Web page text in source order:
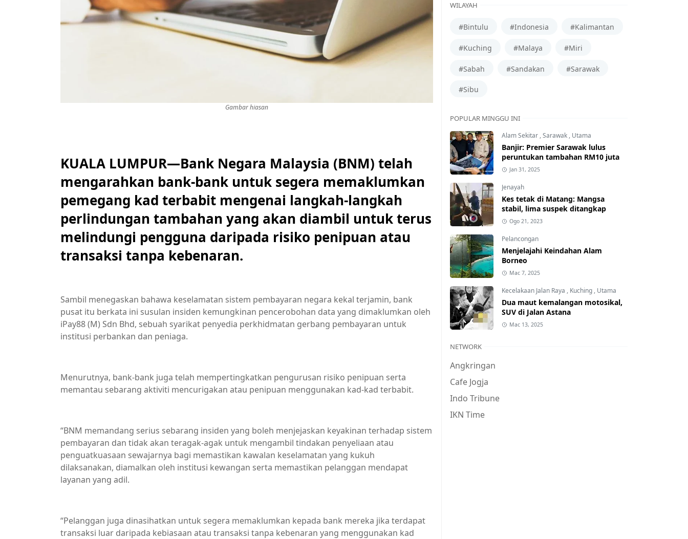
Gambar hiasan
KUALA LUMPUR—Bank Negara Malaysia (BNM) telah
mengarahkan bank-bank untuk segera memaklumkan
pemegang kad terbabit mengenai langkah-langkah
perlindungan tambahan yang akan diambil untuk terus
melindungi pengguna daripada risiko penipuan atau
transaksi tanpa kebenaran.
Sambil menegaskan bahawa keselamatan sistem pembayaran negara kekal terjamin, bank
pusat itu berkata ini susulan insiden kemungkinan pencerobohan data yang dimaklumkan oleh
iPay88 (M) Sdn Bhd, sebuah syarikat penyedia perkhidmatan gerbang pembayaran untuk
institusi perbankan dan peniaga.
Menurutnya, bank-bank juga telah mempertingkatkan pengurusan risiko penipuan serta
memantau sebarang aktiviti mencurigakan atau penipuan menggunakan kad-kad terbabit.
“BNM memandang serius sebarang insiden yang boleh menjejaskan keyakinan terhadap sistem
pembayaran dan tidak akan teragak-agak untuk mengambil tindakan penyeliaan atau
penguatkuasaan sewajarnya bagi memastikan kawalan keselamatan yang kukuh
dilaksanakan, diamalkan oleh institusi kewangan serta memastikan pelanggan mendapat
layanan yang adil.
“Pelanggan juga dinasihatkan untuk segera memaklumkan kepada bank mereka jika terdapat
transaksi luar daripada kebiasaan atau transaksi tanpa kebenaran yang menggunakan kad
WILAYAH
#Bintulu #Indonesia #Kalimantan
#Kuching #Malaya #Miri
#Sabah #Sandakan #Sarawak
#Sibu
POPULAR MINGGU INI
Alam Sekitar ,Sarawak , Utama
Banjir: Premier Sarawak lulus
peruntukan tambahan RM10 juta
Jan 31, 2025
Jenayah
Kes tetak di Matang: Mangsa
stabil, lima suspek ditangkap
Ogo 21, 2023
Pelancongan
Menjelajahi Keindahan Alam
Borneo
Mac 7, 2025
Kecelakaan Jalan Raya , Kuching , Utama
Dua maut kemalangan motosikal,
SUV di Jalan Astana
Mac 13, 2025
NETWORK
Angkringan
Cafe Jogja
Indo Tribune
IKN Time